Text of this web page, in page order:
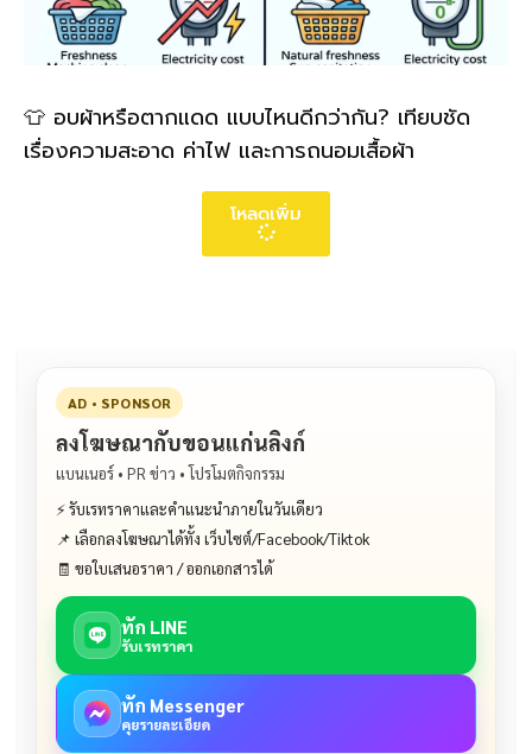
👕 อบผ้าหรือตากแดด แบบไหนดีกว่ากัน? เทียบชัด
เรื่องความสะอาด ค่าไฟ และการถนอมเสื้อผ้า
โหลดเพิ่ม
AD • SPONSOR
ลงโฆษณากับขอนแก่นลิงก์
แบนเนอร์ • PR ข่าว • โปรโมตกิจกรรม
⚡ รับเรทราคาและคำแนะนำภายในวันเดียว
📌 เลือกลงโฆษณาได้ทั้ง เว็บไซต์/Facebook/Tiktok
🧾 ขอใบเสนอราคา / ออกเอกสารได้
ทัก LINE
รับเรทราคา
ทัก Messenger
คุยรายละเอียด